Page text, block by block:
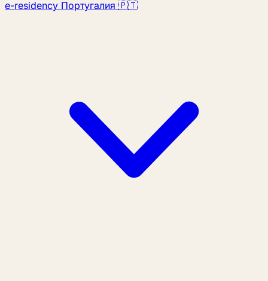
e-residency Португалия 🇵🇹